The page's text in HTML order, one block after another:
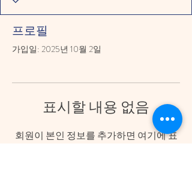
프로필
가입일: 2025년 10월 2일
표시할 내용 없음
회원이 본인 정보를 추가하면 여기에 표